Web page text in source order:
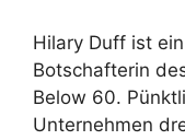
Hilary Duff ist
Botschafterin
Below 60.
Unternehmen